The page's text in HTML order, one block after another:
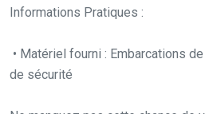
Informations Pratiques :
• Matériel fourni : Embarcations
de sécurité